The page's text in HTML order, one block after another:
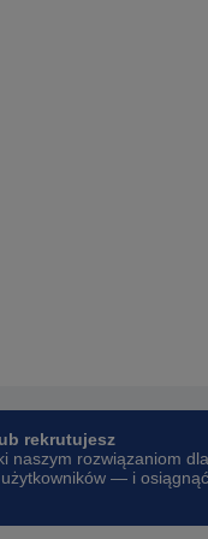
rekrutujesz
naszym rozwiązaniom dla
— i osiągnąć